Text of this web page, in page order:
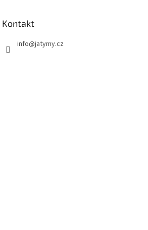
Kontakt
info@jatymy.cz